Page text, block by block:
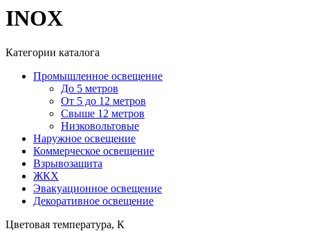
INOX
Категории каталога
Промышленное освещение
До 5 метров
От 5 до 12 метров
Свыше 12 метров
Низковольтовые
Наружное освещение
Коммерческое освещение
Взрывозащита
ЖКХ
Эвакуационное освещение
Декоративное освещение
Цветовая температура, К